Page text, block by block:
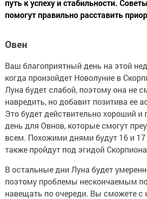
путь к успеху и стабильности.
помогут правильно расставить
Овен
Ваш благоприятный день на этой
когда произойдет Новолуние в
Луна будет слабой, поэтому она не
навредить, но добавит позитива ее
Это будет действительно хороший и
день для Овнов, которые смогут
всем. Похожими днями будут 16 и
также пройдут под эгидой
В остальные дни Луна будет
поэтому проблемы нескончаемым
навещать по очереди. Вы сможете с